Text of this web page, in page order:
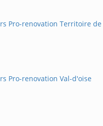
Pro-renovation Territoire
Pro-renovation Val-d'oise